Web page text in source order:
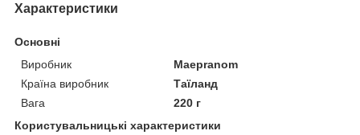
Характеристики
Основні
Виробник
Maepranom
Країна виробник
Таїланд
Вага
220 г
Користувальницькі характеристики